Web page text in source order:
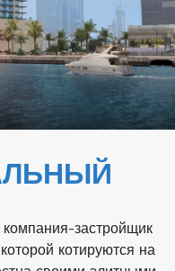
застройщик
котируются на